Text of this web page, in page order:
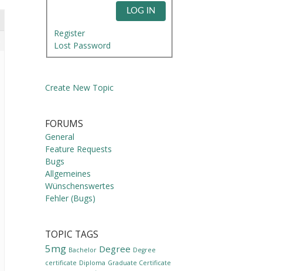
LOG IN
Register
Lost Password
Create New Topic
FORUMS
General
Feature Requests
Bugs
Allgemeines
Wünschenswertes
Fehler (Bugs)
TOPIC TAGS
5mg Bachelor Degree Degree
certificate Diploma Graduate Certificate